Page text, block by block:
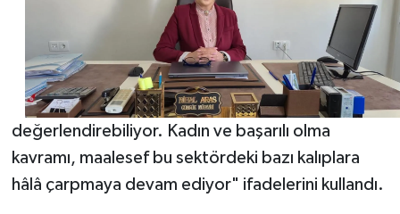
değerlendirebiliyor. Kadın ve başarılı olma
kavramı, maalesef bu sektördeki bazı kalıplara
hâlâ çarpmaya devam ediyor" ifadelerini kullandı.